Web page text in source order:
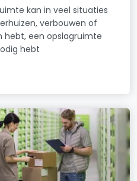
kan in veel situaties
verbouwen of
hebt, een opslagruimte
hebt